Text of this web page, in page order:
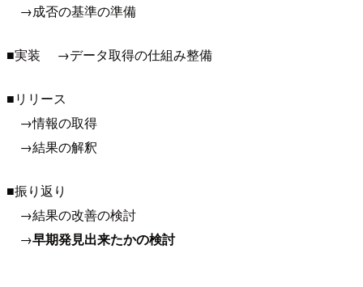
→成否の基準の準備
■実装 →データ取得の仕組み整備
■リリース
→情報の取得
→結果の解釈
■振り返り
→結果の改善の検討
→早期発見出来たかの検討